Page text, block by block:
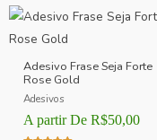
Adesivo Frase Seja Forte
Rose Gold
Adesivos
A partir De R$50,00